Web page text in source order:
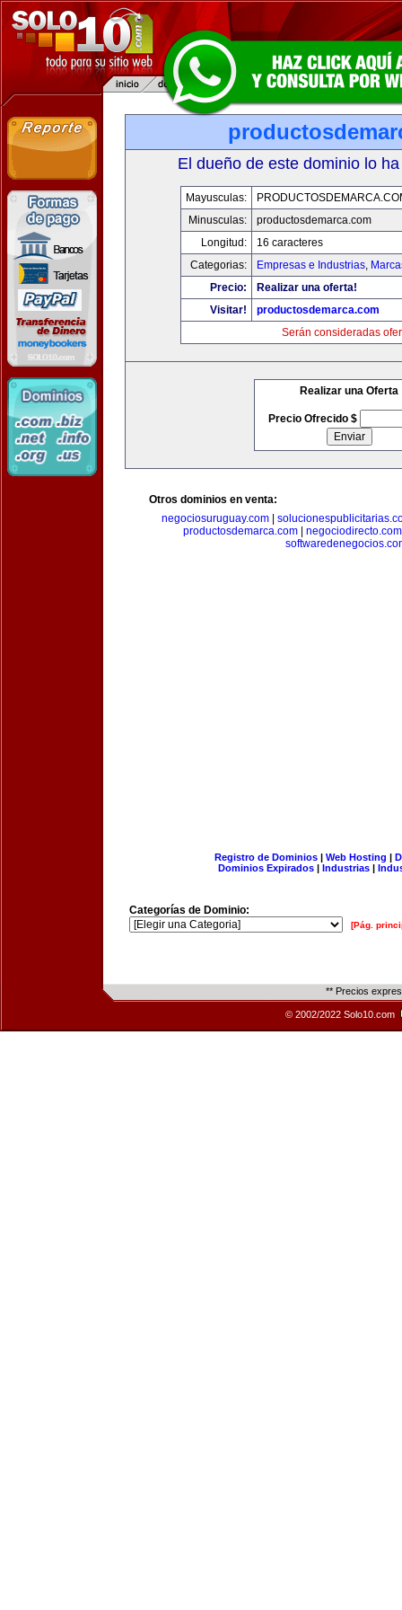
El dueño de este dominio lo
Mayusculas:
Minusculas:
productosdemarca.com
Longitud:
16 caracteres
Categorias:
Empresas e Industrias,
Precio:
Realizar una oferta!
Visitar!
productosdemarca.com
Serán consideradas
Realizar una Oferta
Precio Ofrecido $
Otros dominios en venta:
negociosuruguay.com
productosdemarca.com| negociodirecto.com
Registro de Dominios| Web Hosting |
Dominios Expirados | Industrias |
Categorías de Dominio:
[Pág.
** Precios
© 2002/2022 Solo10.com